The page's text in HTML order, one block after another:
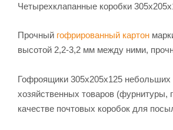
Четырехклапанные коробки
Прочный гофрированный картон
высотой 2,2-3,2 мм между ними,
Гофроящики 305х205х125 небольших
хозяйственных товаров
качестве почтовых коробок для